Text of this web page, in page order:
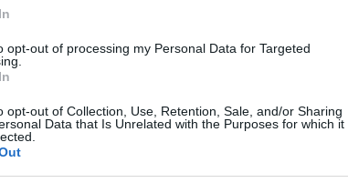
opt-out of processing my Personal Data for Targeted
opt-out of Collection, Use, Retention, Sale, and/or Sharing
Data that Is Unrelated with the Purposes for which it
sua
sulle aree di crisi complesse prevede uno
risorse essenziali per garantire il pagamento
ibride ed elettriche.”È un tema che tocca tutti noi.
cambiamento senza lasciare i lavoratori privi